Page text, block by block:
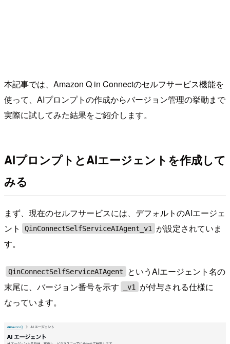
本記事では、Amazon Q in Connectのセルフサービス機能を
使って、AIプロンプトの作成からバージョン管理の挙動まで
実際に試してみた結果をご紹介します。
AIプロンプトとAIエージェントを作成して
みる
まず、現在のセルフサービスには、デフォルトのAIエージェ
ント
QinConnectSelfServiceAIAgent_v1
が設定されていま
す。
QinConnectSelfServiceAIAgent
というAIエージェント名の
末尾に、バージョン番号を示す
_v1
が付与される仕様に
なっています。